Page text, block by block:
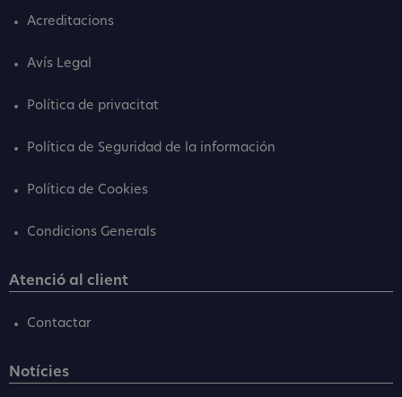
Acreditacions
Avís Legal
Política de privacitat
Política de Seguridad de la información
Política de Cookies
Condicions Generals
Atenció al client
Contactar
Notícies